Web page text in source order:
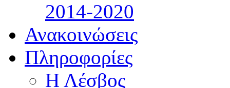
2014-2020
Ανακοινώσεις
Πληροφορίες
Η Λέσβος